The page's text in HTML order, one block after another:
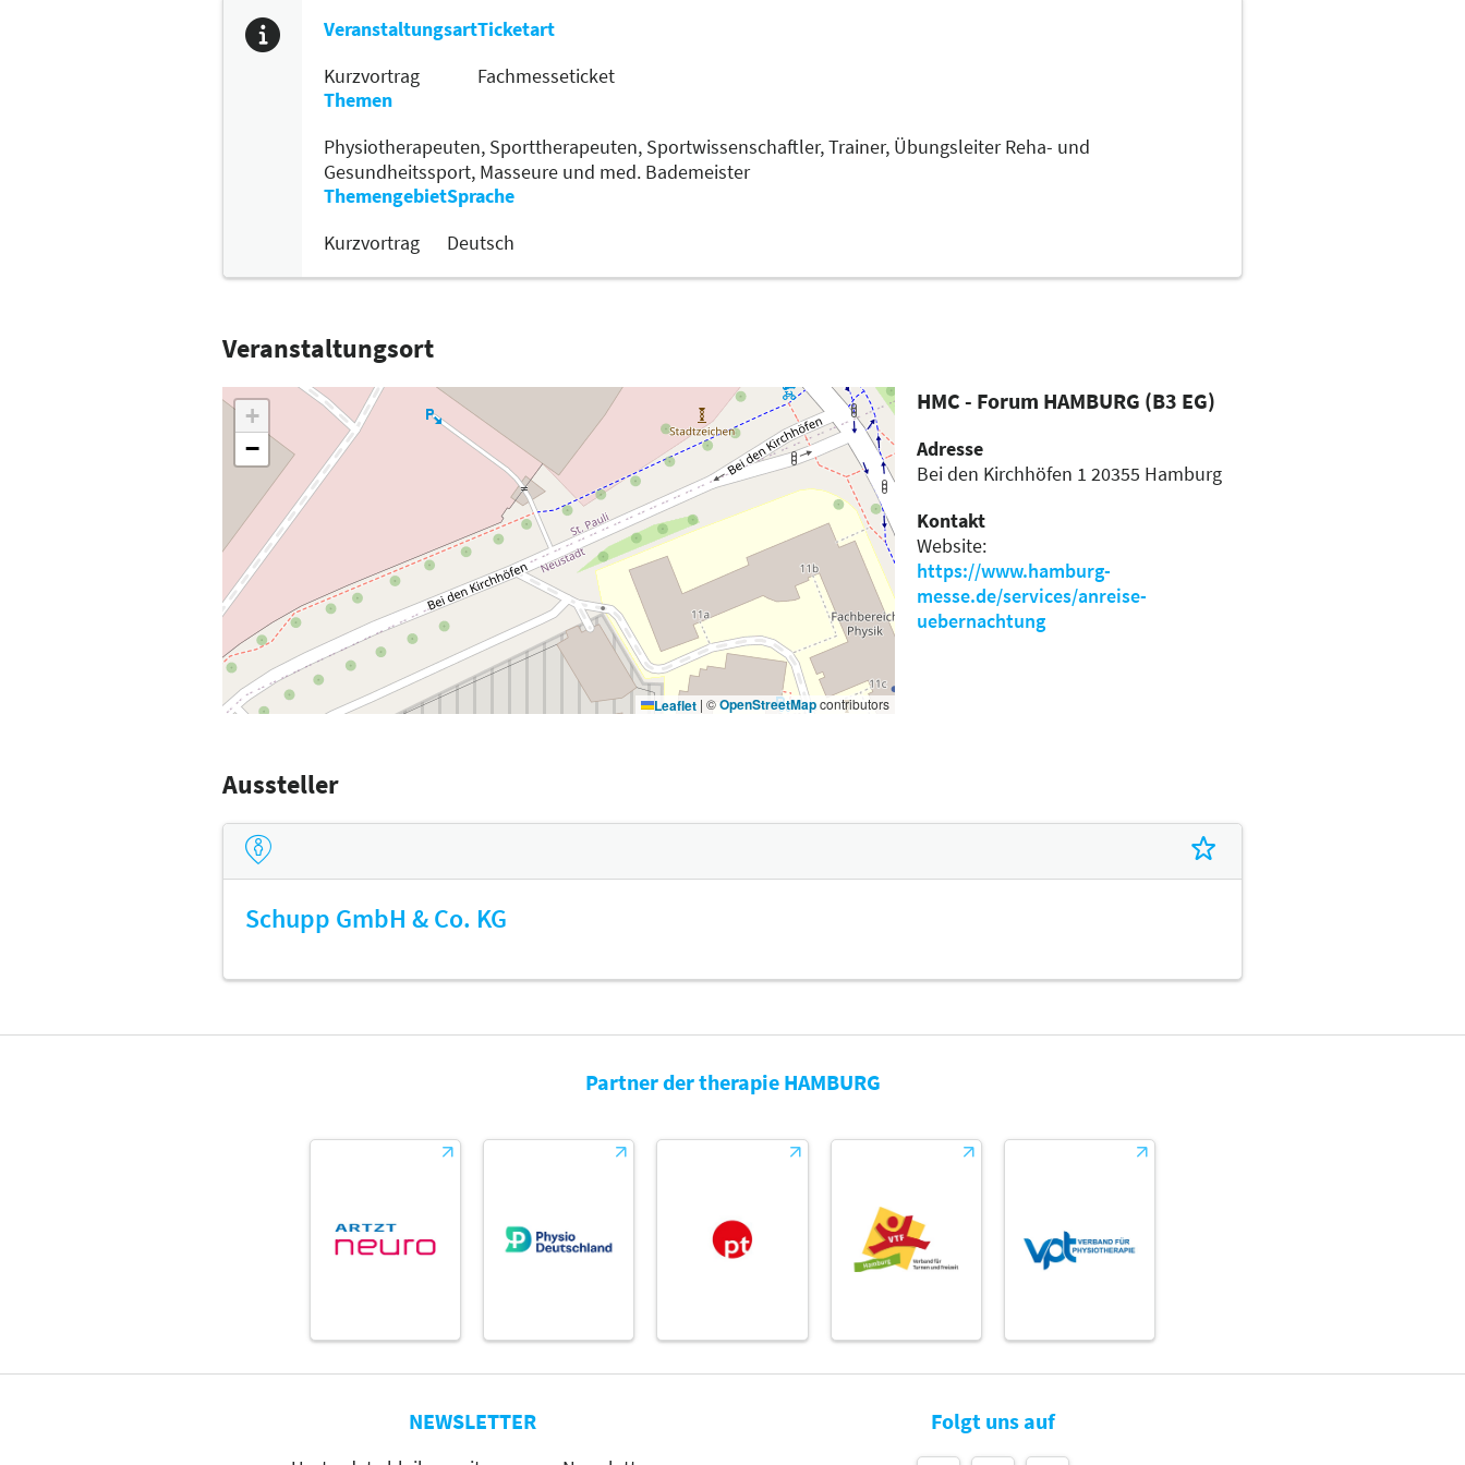
Veranstaltungsart
Kurzvortrag
Ticketart
Fachmesseticket
Themen
Physiotherapeuten, Sporttherapeuten, Sportwissenschaftler,Trainer, Übungsleiter Reha- und
Gesundheitssport, Masseure und med. Bademeister
Themengebiet
Kurzvortrag
Sprache
Deutsch
Veranstaltungsort
+
−
Leaflet | ©OpenStreetMapcontributors
HMC - Forum HAMBURG (B3 EG)
Adresse
Bei den Kirchhöfen 120355 Hamburg
Kontakt
Website:
https://www.hamburg-
messe.de/services/anreise-
uebernachtung
Aussteller
Schupp GmbH & Co. KG
Partner der therapie HAMBURG
NEWSLETTER Folgt uns auf